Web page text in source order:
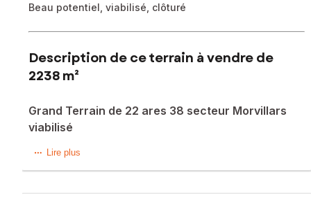
Beau potentiel, viabilisé, clôturé
Description de ce terrain à vendre de
2238 m²
Grand Terrain de 22 ares 38 secteur Morvillars
viabilisé
Situé à proximité de Morvillars, ce terrain de 2238 m² offre
ce terrain constructible est viabilisé et partiellement clôturé,
Lire plus